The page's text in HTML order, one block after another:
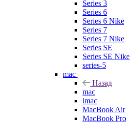
Series 3
Series 6
Series 6 Nike
Series 7
Series 7 Nike
Series SE
Series SE Nike
series-5
mac
Назад
mac
imac
MacBook Air
MacBook Pro